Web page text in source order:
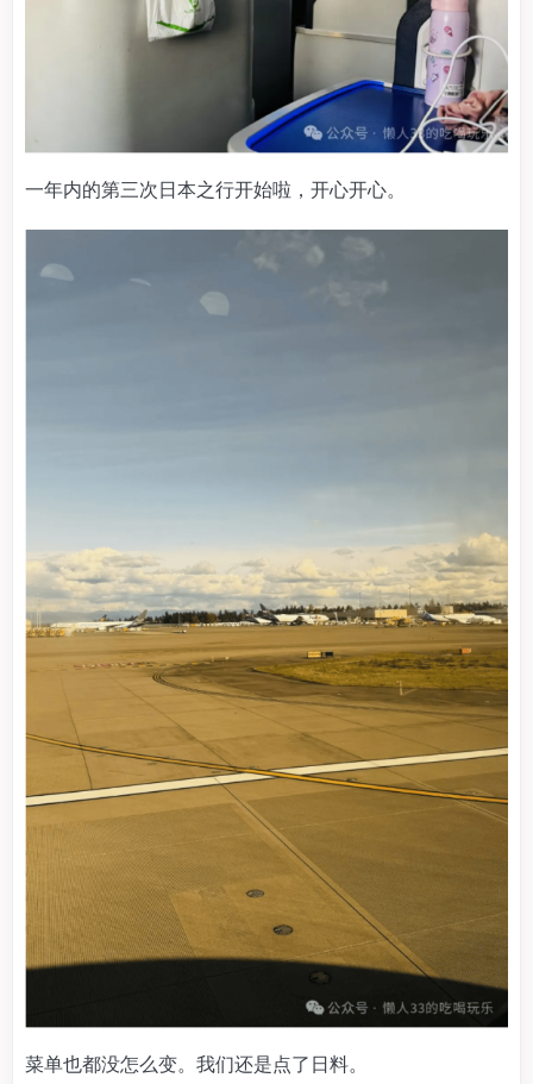
一年内的第三次日本之行开始啦，开心开心。
菜单也都没怎么变。我们还是点了日料。